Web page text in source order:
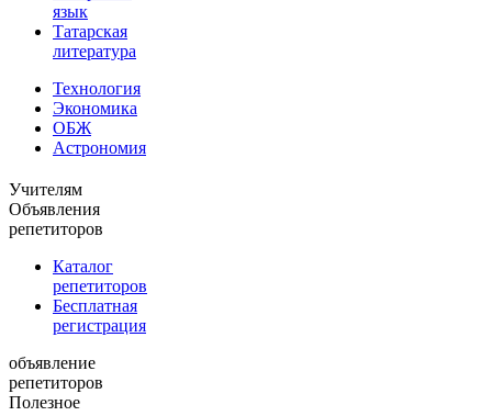
язык
Татарская
литература
Технология
Экономика
ОБЖ
Астрономия
Учителям
Объявления
репетиторов
Каталог
репетиторов
Бесплатная
регистрация
объявление
репетиторов
Полезное